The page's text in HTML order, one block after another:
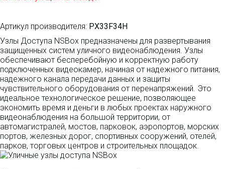
Артикул производителя: PX33F34H
Узлы Доступа NSBox предназначены для развертывания
защищенных систем уличного видеонаблюдения. Узлы
обеспечивают бесперебойную и корректную работу
подключенных видеокамер, начиная от надежного питания,
надежного канала передачи данных и защиты
чувствительного оборудования от перенапряжений. Это
идеальное технологическое решение, позволяющее
экономить время и деньги в любых проектах наружного
видеонаблюдения на большой территории, от
автомагистралей, мостов, парковок, аэропортов, морских
портов, железных дорог, спортивных сооружений, отелей,
парков, торговых центров и строительных площадок.